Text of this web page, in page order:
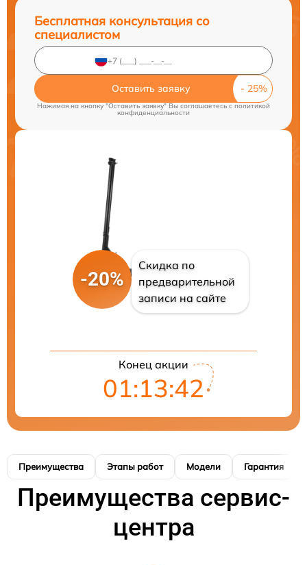
Бесплатная консультация со
специалистом
Оставить заявку
Нажимая на кнопку "Оставить заявку" Вы соглашаетесь cполитикой
конфиденциальности
-20%
Скидка по
предварительной
записи на сайте
Конец акции
01:13:41
Преимущества Этапы работ Модели Гарантия
Преимущества сервис-
центра